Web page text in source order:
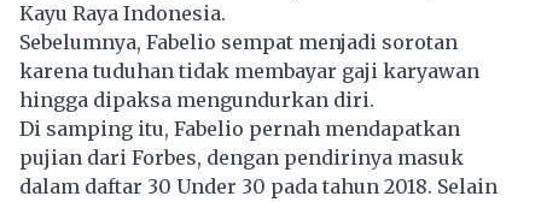
Kayu Raya Indonesia.
Sebelumnya, Fabelio sempat menjadi sorotan
karena tuduhan tidak membayar gaji karyawan
hingga dipaksa mengundurkan diri.
Di samping itu, Fabelio pernah mendapatkan
pujian dari Forbes, dengan pendirinya masuk
dalam daftar 30 Under 30 pada tahun 2018. Selain